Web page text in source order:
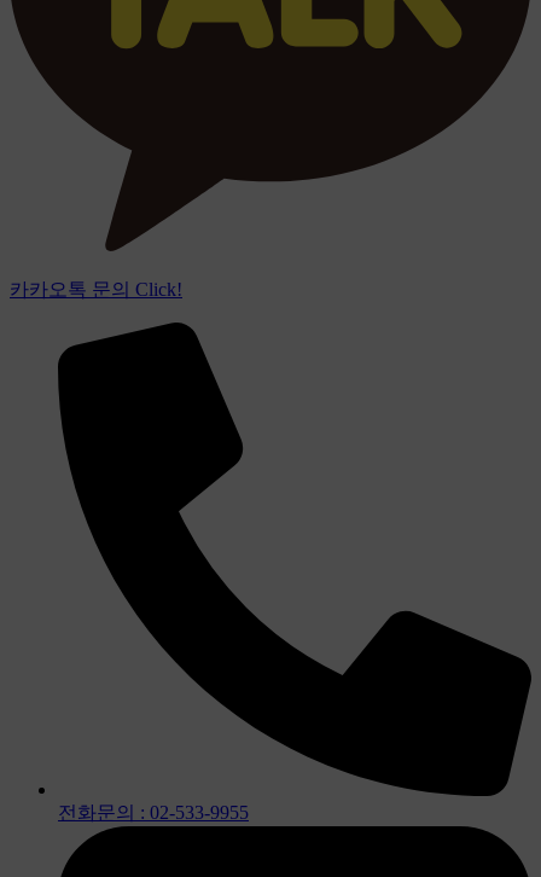
카카오톡 문의 Click!​
전화문의 : 02-533-9955